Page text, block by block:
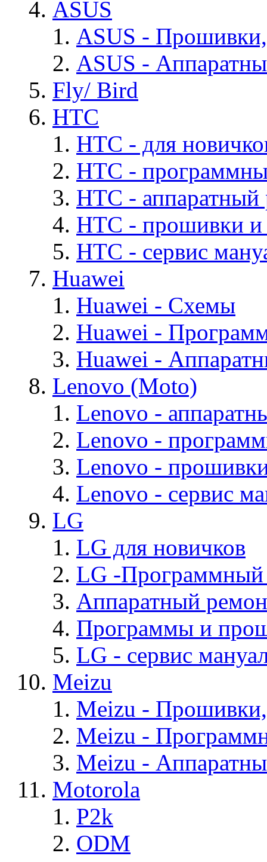
ASUS
ASUS -
ASUS -
Fly/ Bird
HTC
HTC - для
HTC -
HTC - аппаратный
HTC - прошивки
HTC - cервис
Huawei
Huawei - Cхемы
Huawei -
Huawei -
Lenovo (Moto)
Lenovo -
Lenovo -
Lenovo -
Lenovo - cервис
LG
LG для новичков
LG -Программный
Аппаратный
Программы и
LG - cервис
Meizu
Meizu -
Meizu -
Meizu -
Motorola
P2k
ODM